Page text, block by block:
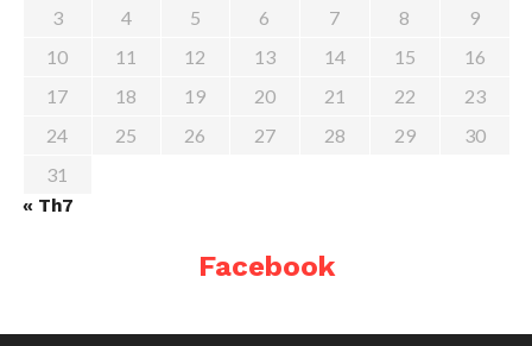
3
4 5 6 7 8
9
10
11 12 13 14 15
16
17
18 19 20 21 22
23
24
25 26 27 28 29
30
31
« Th7
Facebook